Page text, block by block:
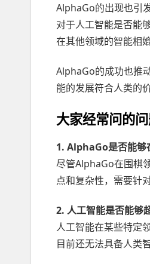
AlphaGo的出现也引
对于人工智能是否能
在其他领域的智能相媲
AlphaGo的成功也推
能的发展符合人类的
大家经常问的问
1. AlphaGo是否能够
尽管AlphaGo在围棋
点和复杂性，需要针
2. 人工智能是否能够
人工智能在某些特定
目前还无法具备人类